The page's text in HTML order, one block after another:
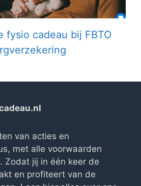
fysio cadeau bij FBTO
van acties en
met alle voorwaarden
Zodat jij in één keer de
en profiteert van de